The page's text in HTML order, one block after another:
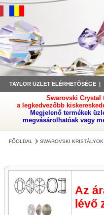
TAYLOR ÜZLET ELÉRHETŐSÉGE
Swarovski Crystal
a legkedvezőbb
Megjelenő termékek
megvásárolhatóak vagy
FŐOLDAL SWAROVSKI
Az
lévő